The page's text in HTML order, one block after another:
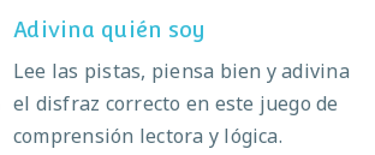
Adivina quién soy
Lee las pistas, piensa bien y adivina
el disfraz correcto en este juego de
comprensión lectora y lógica.